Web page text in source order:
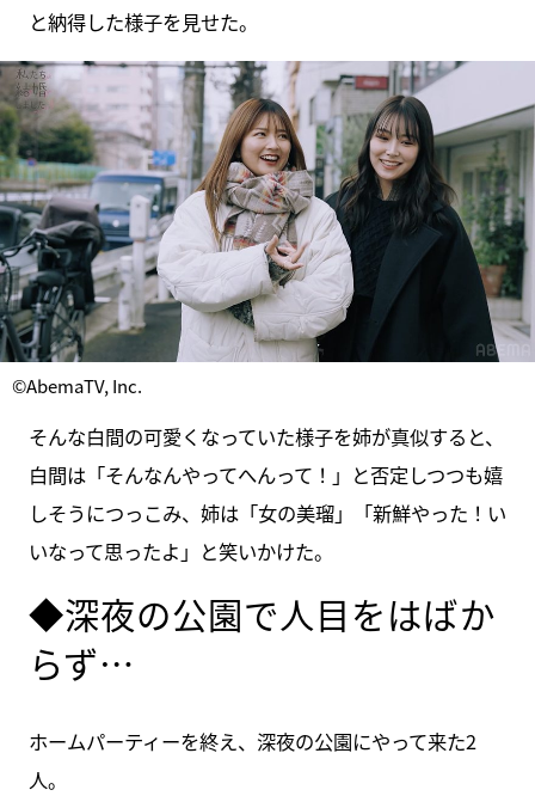
と納得した様子を見せた。
©AbemaTV, Inc.
そんな白間の可愛くなっていた様子を姉が真似すると、
白間は「そんなんやってへんって！」と否定しつつも嬉
しそうにつっこみ、姉は「女の美瑠」「新鮮やった！い
いなって思ったよ」と笑いかけた。
◆深夜の公園で人目をはばか
らず…
ホームパーティーを終え、深夜の公園にやって来た2
人。